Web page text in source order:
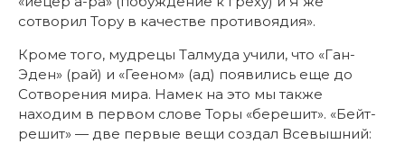
сотворил Тору в качестве противоядия».
Кроме того, мудрецы Талмуда учили, что «Ган-
Эден» (рай) и «Гееном» (ад) появились еще до
Сотворения мира. Намек на это мы также
находим в первом слове Торы «берешит». «Бейт-
решит» — две первые вещи создал Всевышний: